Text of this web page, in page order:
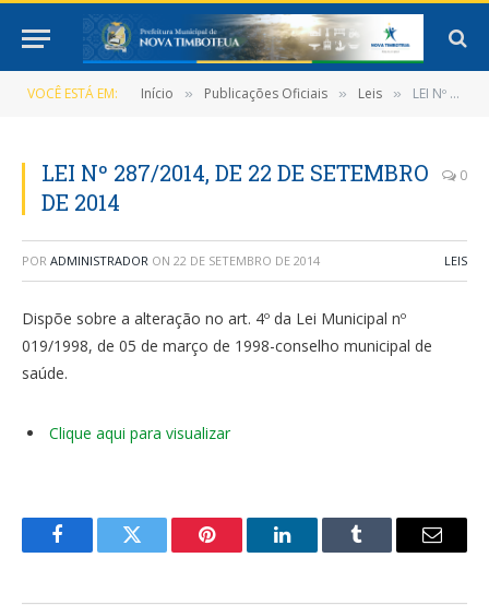
VOCÊ ESTÁ EM: Início » Publicações Oficiais » Leis » LEI Nº 287/2014, DE 22 DE SETEMBRO DE 2014
LEI Nº 287/2014, DE 22 DE SETEMBRO
DE 2014
0
POR ADMINISTRADOR ON 22 DE SETEMBRO DE 2014 LEIS
Dispõe sobre a alteração no art. 4º da Lei Municipal nº
019/1998, de 05 de março de 1998-conselho municipal de
saúde.
Clique aqui para visualizar
FacebookTwitter Pinterest LinkedInTumblr
E-